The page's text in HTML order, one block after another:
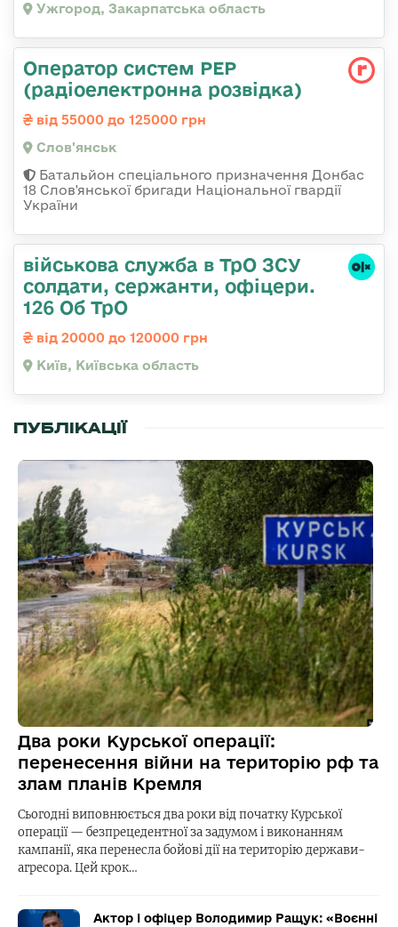
Ужгород, Закарпатська область
Оператор систем РЕР
(радіоелектронна розвідка)
від 55000 до 125000 грн
Слов'янськ
Батальйон спеціального призначення Донбас
18 Слов'янської бригади Національної гвардії
України
військова служба в ТрО ЗСУ
солдати, сержанти, офіцери.
126 Об ТрО
від 20000 до 120000 грн
Київ, Київська область
ПУБЛІКАЦІЇ
Два роки Курської операції:
перенесення війни на територію рф та
злам планів Кремля
Сьогодні виповнюється два роки від початку Курської
операції — безпрецедентної за задумом і виконанням
кампанії, яка перенесла бойові дії на територію держави-
агресора. Цей крок…
Актор і офіцер Володимир Ращук: «Воєнні